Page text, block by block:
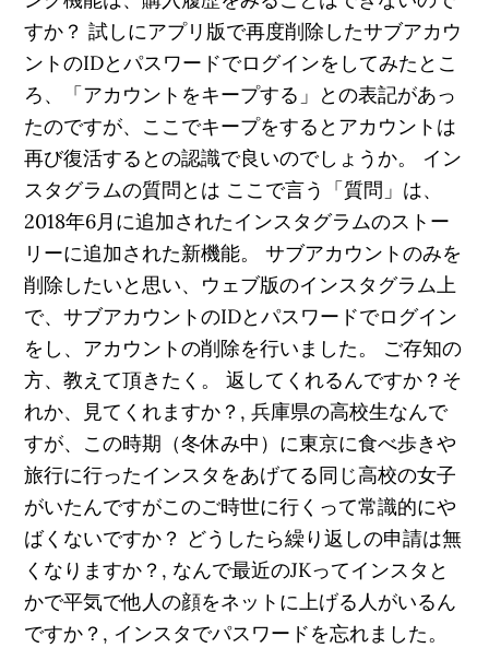
すか？ 試しにアプリ版で再度削除したサブアカウ
ントのIDとパスワードでログインをしてみたとこ
ろ、「アカウントをキープする」との表記があっ
たのですが、ここでキープをするとアカウントは
再び復活するとの認識で良いのでしょうか。 イン
スタグラムの質問とは ここで言う「質問」は、
2018年6月に追加されたインスタグラムのストー
リーに追加された新機能。 サブアカウントのみを
削除したいと思い、ウェブ版のインスタグラム上
で、サブアカウントのIDとパスワードでログイン
をし、アカウントの削除を行いました。 ご存知の
方、教えて頂きたく。 返してくれるんですか？そ
れか、見てくれますか？, 兵庫県の高校生なんで
すが、この時期（冬休み中）に東京に食べ歩きや
旅行に行ったインスタをあげてる同じ高校の女子
がいたんですがこのご時世に行くって常識的にや
ばくないですか？ どうしたら繰り返しの申請は無
くなりますか？, なんで最近のJKってインスタと
かで平気で他人の顔をネットに上げる人がいるん
ですか？, インスタでパスワードを忘れました。